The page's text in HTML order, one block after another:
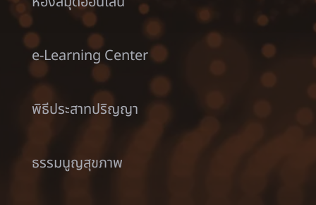
e-Learning Center
พิธีประสาทปริญญา
ธรรมนูญสุขภาพ